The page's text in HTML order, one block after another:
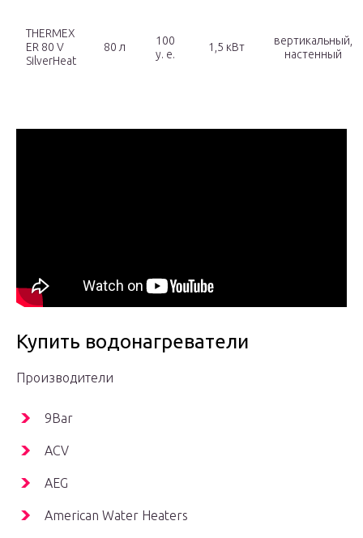
THERMEX
ER 80 V
SilverHeat
80 л
100
у. е.
1,5 кВт
вертикальный,
настенный
Купить водонагреватели
Производители
9Bar
ACV
AEG
American Water Heaters